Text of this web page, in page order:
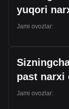
yuqori
Jami ovozlar:
past narxi
Jami ovozlar: